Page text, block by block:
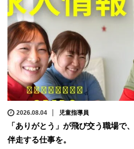
2026.08.04 児童指導員
「ありがとう」が飛び交う職場で、
伴走する仕事を。